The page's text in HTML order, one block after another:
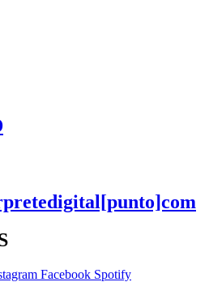
Facebook Spotify